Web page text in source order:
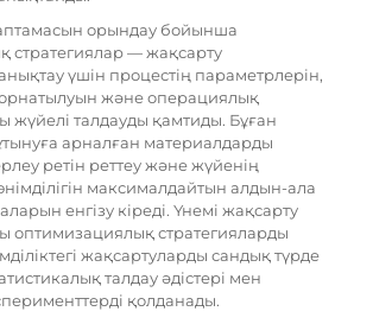
орындау бойынша
стратегиялар — жақсарту
үшін процестің параметрлерін,
және операциялық
жүйелі талдауды қамтиды. Бұған
арналған материалдарды
ретін реттеу және жүйенің
максималдайтын алдын-ала
енгізу кіреді. Үнемі жақсарту
оптимизациялық стратегияларды
жақсартуларды сандық түрде
талдау әдістері мен
қолданады.